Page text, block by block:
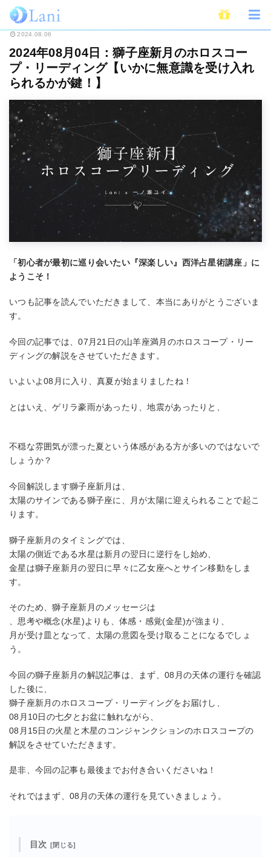
ホーム 占い 毎月の新月・満月のホロスコー
2024.08.06
2024年08月04日：獅子座新月のホロスコー
プ・リーディング【いかに無意識を受け入れ
られるかが鍵！】
「初心者が最初に巡り会いたい『深楽しい』西洋占星術講座」に
ようこそ！
いつも記事を読んでいただきまして、本当にありがとうございま
す。
今回の記事では、07月21日の山羊座満月のホロスコープ・リー
ディングの解説をさせていただきます。
いよいよ08月に入り、真夏が始まりましたね！
とはいえ、ゲリラ豪雨があったり、地震があったりと、
不穏な雰囲気が漂った夏という体感がある方が多いのではないで
しょうか？
今回解説します獅子座新月は、
太陽のサインである獅子座に、月が太陽に迎えられることで起こ
ります。
獅子座新月のタイミングでは、
太陽の側近である水星は新月の翌日に逆行をし始め、
金星は獅子座新月の翌日に早々に乙女座へとサイン移動をしま
す。
そのため、獅子座新月のメッセージは
、思考や概念(水星)よりも、体感・感覚(金星)が強まり、
月が受け皿となって、太陽の意図を受け取ることになるでしょ
う。
今回の獅子座新月の解説記事は、まず、08月の天体の運行を確認
した後に、
獅子座新月のホロスコープ・リーディングをお届けし、
08月10日の七夕とお盆に触れながら、
08月15日の火星と木星のコンジャンクションのホロスコープの
解説をさせていただきます。
是非、今回の記事も最後までお付き合いくださいね！
それではまず、08月の天体の運行を見ていきましょう。
目次